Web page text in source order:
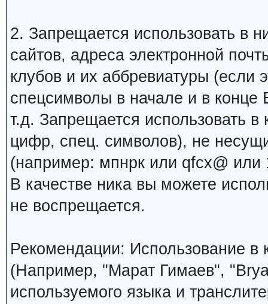
2. Запрещается использовать в
сайтов, адреса электронной
клубов и их аббревиатуры (если
спецсимволы в начале и в
т.д. Запрещается использовать
цифр, спец. символов), не
(например: мпнрк или qfcx@ или
В качестве ника вы можете
не воспрещается.
Рекомендации: Использование в
(Например, "Марат Гимаев",
используемого языка и